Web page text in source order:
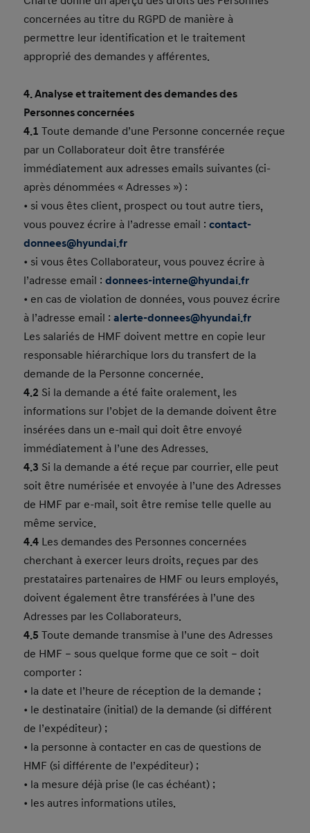
concernées au titre du RGPD de manière à
permettre leur identification et le traitement
approprié des demandes y afférentes.
4. Analyse et traitement des demandes des
Personnes concernées
4.1 Toute demande d’une Personne concernée reçue
par un Collaborateur doit être transférée
immédiatement aux adresses emails suivantes (ci-
après dénommées « Adresses ») :
• si vous êtes client, prospect ou tout autre tiers,
vous pouvez écrire à l’adresse email :contact-
donnees@hyundai.fr
• si vous êtes Collaborateur, vous pouvez écrire à
l’adresse email :donnees-interne@hyundai.fr
• en cas de violation de données, vous pouvez écrire
à l’adresse email :alerte-donnees@hyundai.fr
Les salariés de HMF doivent mettre en copie leur
responsable hiérarchique lors du transfert de la
demande de la Personne concernée.
4.2 Si la demande a été faite oralement, les
informations sur l’objet de la demande doivent être
insérées dans un e-mail qui doit être envoyé
immédiatement à l’une des Adresses.
4.3 Si la demande a été reçue par courrier, elle peut
soit être numérisée et envoyée à l’une des Adresses
de HMF par e-mail, soit être remise telle quelle au
même service.
4.4 Les demandes des Personnes concernées
cherchant à exercer leurs droits, reçues par des
prestataires partenaires de HMF ou leurs employés,
doivent également être transférées à l’une des
Adresses par les Collaborateurs.
4.5 Toute demande transmise à l’une des Adresses
de HMF – sous quelque forme que ce soit – doit
comporter :
• la date et l’heure de réception de la demande ;
• le destinataire (initial) de la demande (si différent
de l’expéditeur) ;
• la personne à contacter en cas de questions de
HMF (si différente de l’expéditeur) ;
• la mesure déjà prise (le cas échéant) ;
• les autres informations utiles.